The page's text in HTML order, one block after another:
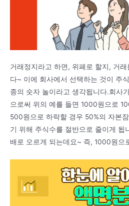
거래정지라고 하면, 위폐로 할지, 거
다~ 이에 회사에서 선택하는 것이 주
종의 숫자 놀이라고 생각됩니다.회사
으로써 위의 예를 들면 1000원으로
500원으로 하락할 경우 50%의 자본
기 위해 주식수를 절반으로 줄이게 됩
배로 오르게 되는데요~ 즉, 1000원으